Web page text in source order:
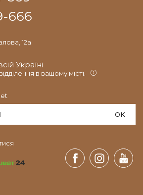
666
12а
Україні
в вашому місті.
OK